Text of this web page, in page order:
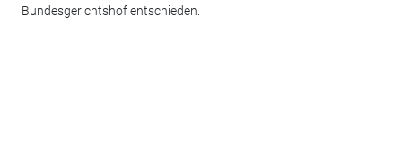
Bundesgerichtshof entschieden.